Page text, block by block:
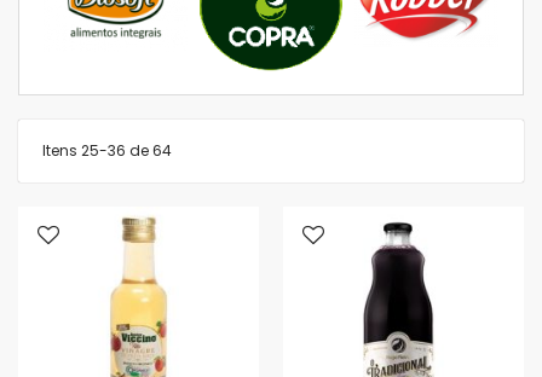
Itens 25-36 de64